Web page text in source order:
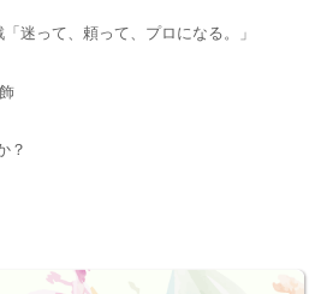
迷って、頼って、プロになる。」
？